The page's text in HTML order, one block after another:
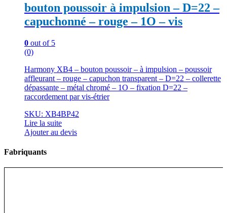
bouton poussoir à impulsion – D=22 –
capuchonné – rouge – 1O – vis
0 out of 5
(0)
Harmony XB4 – bouton poussoir – à impulsion – poussoir
affleurant – rouge – capuchon transparent – D=22 – collerette
dépassante – métal chromé – 1O – fixation D=22 –
raccordement par vis-étrier
SKU: XB4BP42
Lire la suite
Ajouter au devis
Fabriquants